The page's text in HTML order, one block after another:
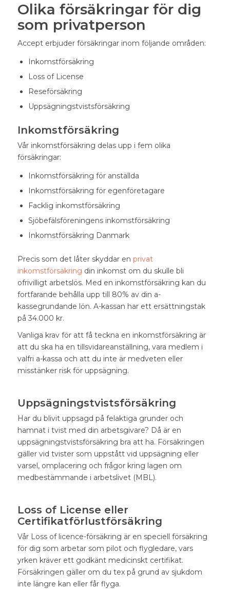
Olika försäkringar för dig
som privatperson
Accept erbjuder försäkringar inom följande områden:
Inkomstförsäkring
Loss of License
Reseförsäkring
Uppsägningstvistsförsäkring
Inkomstförsäkring
Vår inkomstförsäkring delas upp i fem olika
försäkringar:
Inkomstförsäkring för anställda
Inkomstförsäkring för egenföretagare
Facklig inkomstförsäkring
Sjöbefälsföreningens inkomstförsäkring
Inkomstförsäkring Danmark
Precis som det låter skyddar en privat
inkomstförsäkring din inkomst om du skulle bli
ofrivilligt arbetslös. Med en inkomstförsäkring kan du
fortfarande behålla upp till 80% av din a-
kassegrundande lön. A-kassan har ett ersättningstak
på 34.000 kr.
Vanliga krav för att få teckna en inkomstförsäkring är
att du ska ha en tillsvidareanställning, vara medlem i
valfri a-kassa och att du inte är medveten eller
misstänker risk för uppsägning.
Uppsägningstvistsförsäkring
Har du blivit uppsagd på felaktiga grunder och
hamnat i tvist med din arbetsgivare? Då är en
uppsägningstvistsförsäkring bra att ha. Försäkringen
gäller vid tvister som uppstått vid uppsägning eller
varsel, omplacering och frågor kring lagen om
medbestämmande i arbetslivet (MBL).
Loss of License eller
Certifikatförlustförsäkring
Vår Loss of licence-försäkring är en speciell försäkring
för dig som arbetar som pilot och flygledare, vars
yrken kräver ett godkänt medicinskt certifikat.
Försäkringen gäller om du tex på grund av sjukdom
inte längre kan eller får flyga.